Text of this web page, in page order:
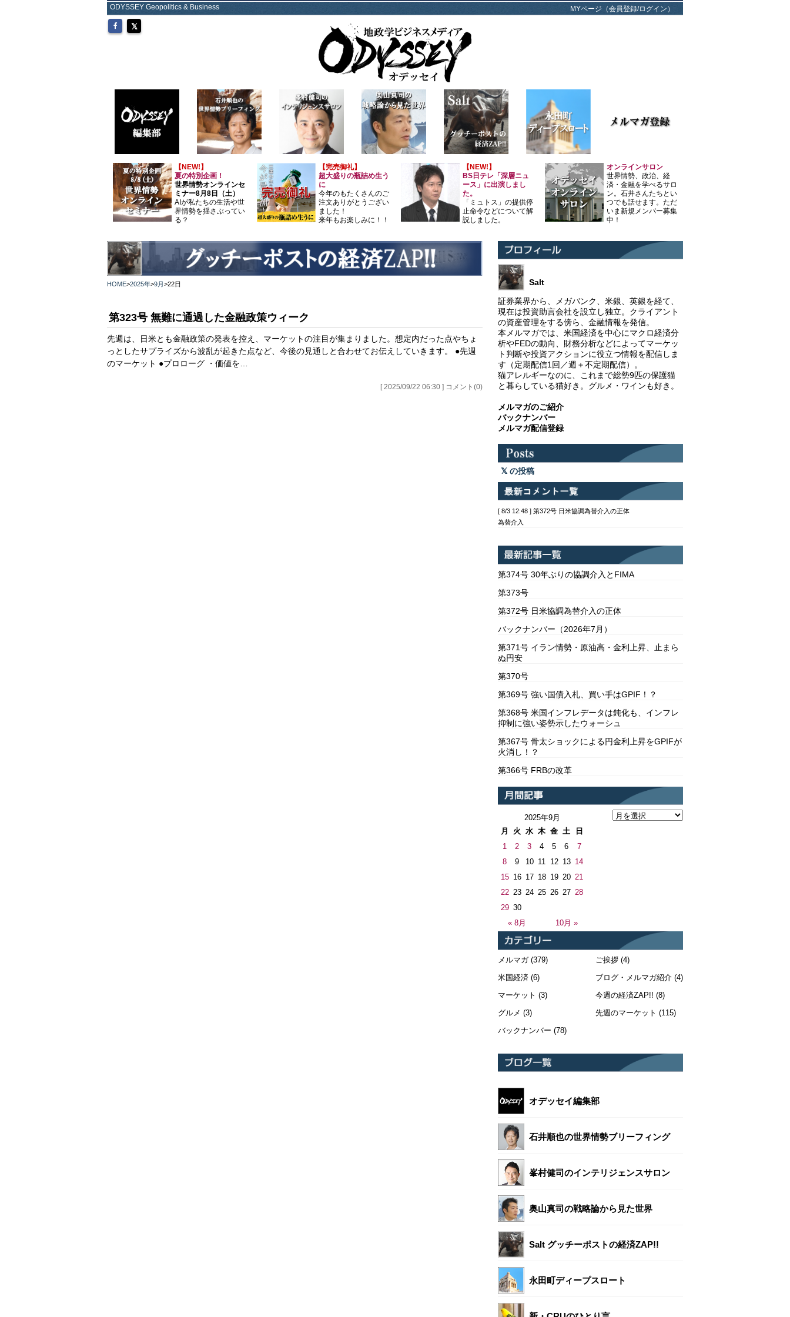
ODYSSEY Geopolitics & Business MYページ（会員登録/ログイン）
【NEW!】
夏の特別企画！
世界情勢オンラインセ
ミナー8月8日（土）
AIが私たちの生活や世
界情勢を揺さぶってい
る？
【完売御礼】
超大盛りの瓶詰め生う
に
今年のもたくさんのご
注文ありがとうござい
ました！
来年もお楽しみに！！
【NEW!】
BS日テレ「深層ニュ
ース」に出演しまし
た。
「ミュトス」の提供停
止命令などについて解
説しました。
オンラインサロン
世界情勢、政治、経
済・金融を学べるサロ
ン。石井さんたちとい
つでも話せます。ただ
いま新規メンバー募集
中！
HOME>2025年>9月 >22日
第323号 無難に通過した金融政策ウィーク
先週は、日米とも金融政策の発表を控え、マーケットの注目が集まりました。想定内だった点やちょ
っとしたサプライズから波乱が起きた点など、今後の見通しと合わせてお伝えしていきます。 ●先週
のマーケット ●プロローグ ・価値を…
[ 2025/09/22 06:30 ] コメント(0)
Salt
証券業界から、メガバンク、米銀、英銀を経て、
現在は投資助言会社を設立し独立。クライアント
の資産管理をする傍ら、金融情報を発信。
本メルマガでは、米国経済を中心にマクロ経済分
析やFEDの動向、財務分析などによってマーケッ
ト判断や投資アクションに役立つ情報を配信しま
す（定期配信1回／週＋不定期配信）。
猫アレルギーなのに、これまで総勢9匹の保護猫
と暮らしている猫好き。グルメ・ワインも好き。
メルマガのご紹介
バックナンバー
メルマガ配信登録
の投稿
[ 8/3 12:48 ] 第372号 日米協調為替介入の正体
為替介入
第374号 30年ぶりの協調介入とFIMA
第373号
第372号 日米協調為替介入の正体
バックナンバー（2026年7月）
第371号 イラン情勢・原油高・金利上昇、止まら
ぬ円安
第370号
第369号 強い国債入札、買い手はGPIF！？
第368号 米国インフレデータは鈍化も、インフレ
抑制に強い姿勢示したウォーシュ
第367号 骨太ショックによる円金利上昇をGPIFが
火消し！？
第366号 FRBの改革
2025年9月
月
火 水 木 金 土 日
« 8月 10月 »
1 2 3 4 5 6
7
8
9 10 11 12 13 14
15 16 17 18 19 20 21
22 23 24 25 26 27 28
29 30
メルマガ(379)
米国経済 (6)
マーケット (3)
グルメ (3)
バックナンバー (78)
ご挨拶(4)
ブログ・メルマガ紹介(4)
今週の経済ZAP!! (8)
先週のマーケット (115)
オデッセイ編集部
石井順也の世界情勢ブリーフィング
峯村健司のインテリジェンスサロン
奥山真司の戦略論から見た世界
Salt グッチーポストの経済ZAP!!
永田町ディープスロート